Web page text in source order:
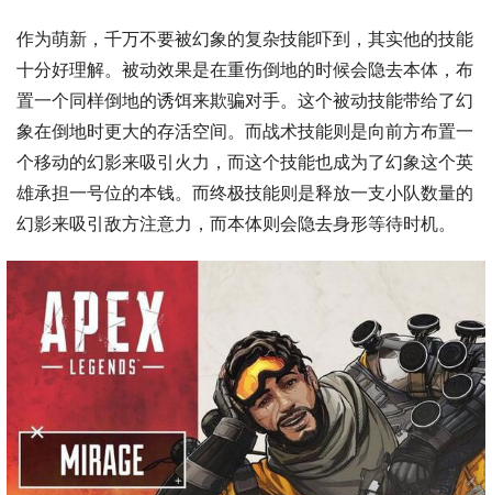
作为萌新，千万不要被幻象的复杂技能吓到，其实他的技能
十分好理解。被动效果是在重伤倒地的时候会隐去本体，布
置一个同样倒地的诱饵来欺骗对手。这个被动技能带给了幻
象在倒地时更大的存活空间。而战术技能则是向前方布置一
个移动的幻影来吸引火力，而这个技能也成为了幻象这个英
雄承担一号位的本钱。而终极技能则是释放一支小队数量的
幻影来吸引敌方注意力，而本体则会隐去身形等待时机。